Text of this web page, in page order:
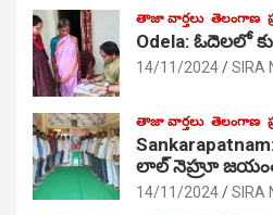
తాజా వార్తలు తెలంగాణ
Odela: ఓదెలలో
14/11/2024 SIRA
తాజా వార్తలు తెలంగాణ
లాల్ నెహ్రూ
14/11/2024 SIRA